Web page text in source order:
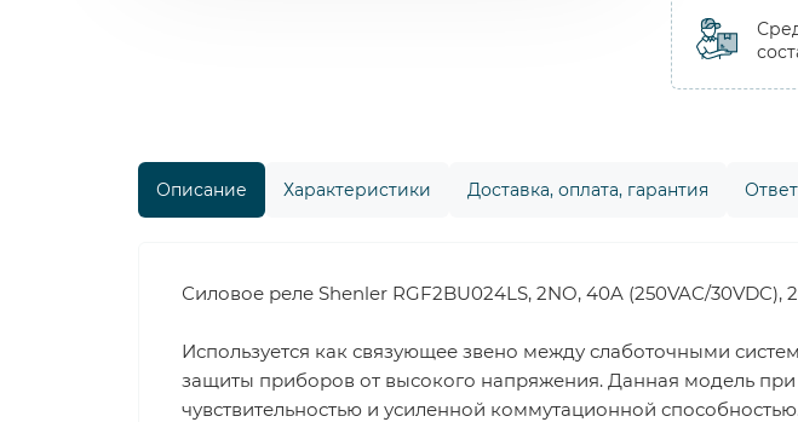
Описание Характеристики Доставка, оплата, гарантия
Силовое реле Shenler RGF2BU024LS, 2NO, 40A (250VAC/
Используется как связующее звено между слаботочными
защиты приборов от высокого напряжения. Данная модель
чувствительностью и усиленной коммутационной